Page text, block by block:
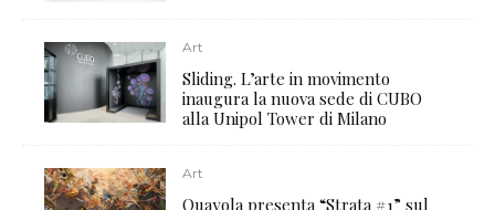
Art
Sliding. L’arte in movimento
inaugura la nuova sede di CUBO
alla Unipol Tower di Milano
Art
Quayola presenta “Strata #1” sul